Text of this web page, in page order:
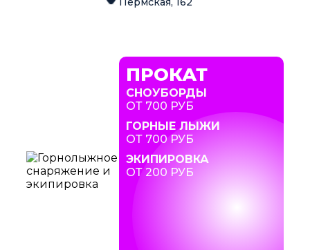
ПРОКАТ
СНОУБОРДЫ
ОТ 700 РУБ
ГОРНЫЕ ЛЫЖИ
ОТ 700 РУБ
ЭКИПИРОВКА
ОТ 200 РУБ